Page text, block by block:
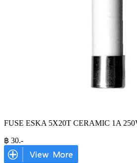
FUSE ESKA 5X20T CERAMIC 1A
฿ 30.-